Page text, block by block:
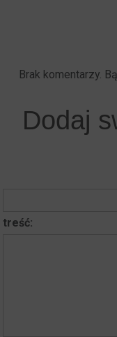
Brak komentarzy.
Dodaj
treść: